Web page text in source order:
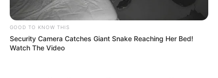
GOOD TO KNOW THIS
Security Camera Catches Giant Snake Reaching Her Bed!
Watch The Video